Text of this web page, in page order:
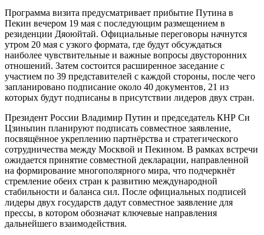
Программа визита предусматривает прибытие Путина в
Пекин вечером 19 мая с последующим размещением в
резиденции Дяоюйтай. Официальные переговоры начнутся
утром 20 мая с узкого формата, где будут обсуждаться
наиболее чувствительные и важные вопросы двусторонних
отношений. Затем состоится расширенное заседание с
участием по 39 представителей с каждой стороны, после чего
запланировано подписание около 40 документов, 21 из
которых будут подписаны в присутствии лидеров двух стран.
Президент России Владимир Путин и председатель КНР Си
Цзиньпин планируют подписать совместное заявление,
посвящённое укреплению партнёрства и стратегического
сотрудничества между Москвой и Пекином. В рамках встречи
ожидается принятие совместной декларации, направленной
на формирование многополярного мира, что подчеркнёт
стремление обеих стран к развитию международной
стабильности и баланса сил. После официальных подписей
лидеры двух государств дадут совместное заявление для
прессы, в котором обозначат ключевые направления
дальнейшего взаимодействия.